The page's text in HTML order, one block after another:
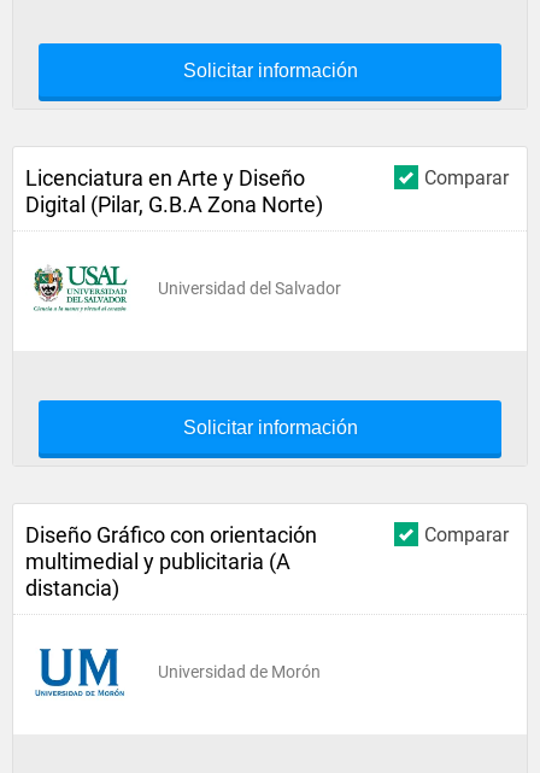
Solicitar información
Comparar
Licenciatura en Arte y Diseño
Digital (Pilar, G.B.A Zona Norte)
Universidad del Salvador
Solicitar información
Comparar
Diseño Gráfico con orientación
multimedial y publicitaria (A
distancia)
Universidad de Morón